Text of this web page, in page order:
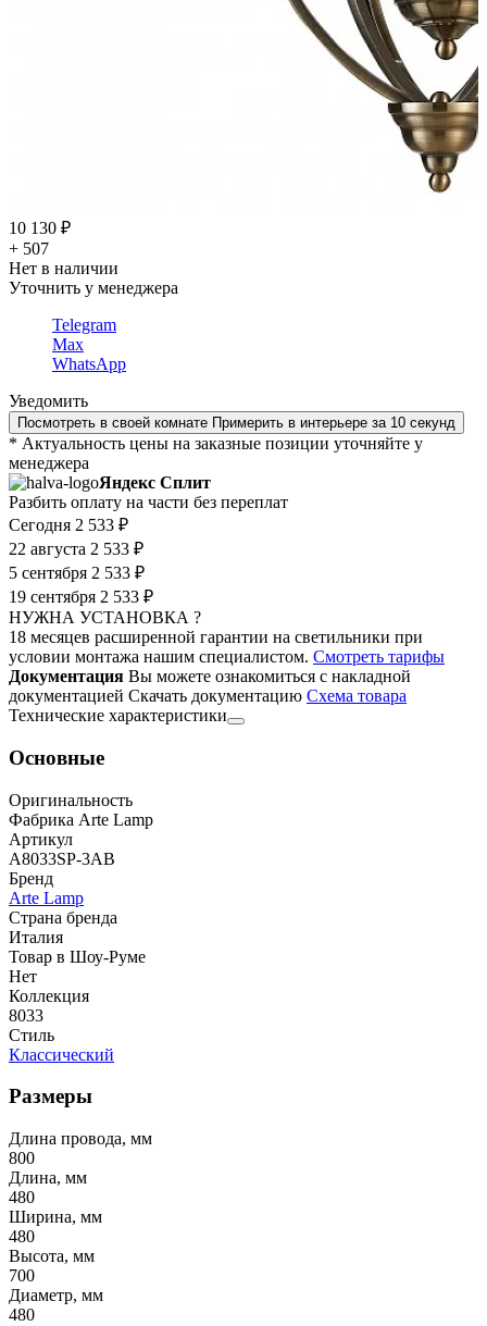
10 130 ₽
+ 507
Нет в наличии
Уточнить у менеджера
Telegram
Max
WhatsApp
Уведомить
Посмотреть в своей комнате Примерить в интерьере за 10 секунд
* Актуальность цены на заказные позиции уточняйте у
менеджера
Яндекс Сплит
Разбить оплату на части без переплат
Сегодня 2 533 ₽
22 августа 2 533 ₽
5 сентября 2 533 ₽
19 сентября 2 533 ₽
НУЖНА УСТАНОВКА ?
18 месяцев расширенной гарантии на светильники при
условии монтажа нашим специалистом. Смотреть тарифы
Документация Вы можете ознакомиться с накладной
документацией Скачать документацию Cхема товара
Технические характеристики
Основные
Оригинальность
Фабрика Arte Lamp
Артикул
A8033SP-3AB
Бренд
Arte Lamp
Страна бренда
Италия
Товар в Шоу-Руме
Нет
Коллекция
8033
Стиль
Классический
Размеры
Длина провода, мм
800
Длина, мм
480
Ширина, мм
480
Высота, мм
700
Диаметр, мм
480